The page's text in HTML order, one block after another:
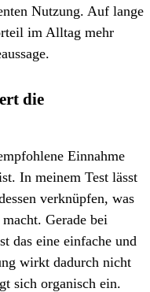
Nutzung. Auf lange
im Alltag mehr
die
Einnahme
In meinem Test lässt
verknüpfen, was
Gerade bei
das eine einfache und
wirkt dadurch nicht
sich organisch ein.